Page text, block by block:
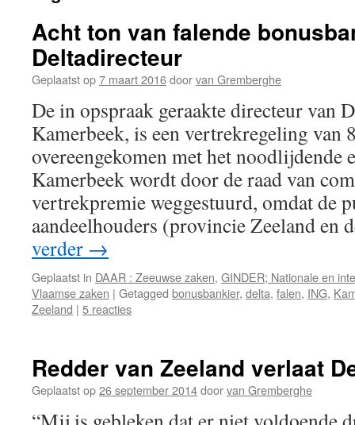
Acht ton van falende
Deltadirecteur
Geplaatst op7 maart 2016doorvan Gremberghe
De in opspraak geraakte directeur van
Kamerbeek, is een vertrekregeling van
overeengekomen met het noodlijdende
Kamerbeek wordt door de raad van
vertrekpremie weggestuurd, omdat de
aandeelhouders (provincie Zeeland
verder →
Geplaatst in DAAR : Zeeuwse zaken, GINDER; Nationale en
Vlaamse zaken | Getagged bonusbankier, delta, falen, ING,
Zeeland | 5 reacties
Redder van Zeeland verlaat
Geplaatst op26 september 2014doorvan Gremberghe